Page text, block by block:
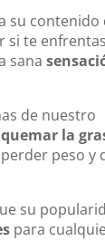
su contenido
si te
sana
de nuestro
quemar la
peso y
su
para